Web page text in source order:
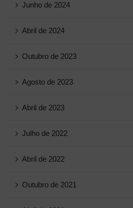
Junho de 2024
Abril de 2024
Outubro de 2023
Agosto de 2023
Abril de 2023
Julho de 2022
Abril de 2022
Outubro de 2021